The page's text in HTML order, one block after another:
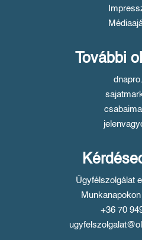
További
Ügyfélszolgálat
+36 70